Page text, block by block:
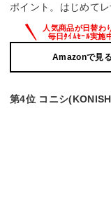
ポイント。はじめて
Amazonで見る
第4位 コニシ